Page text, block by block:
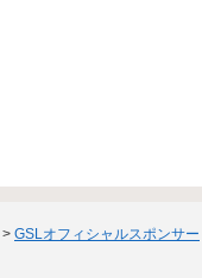
> GSLオフィシャルスポンサー